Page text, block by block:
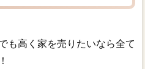
も高く家を売りたいなら全て